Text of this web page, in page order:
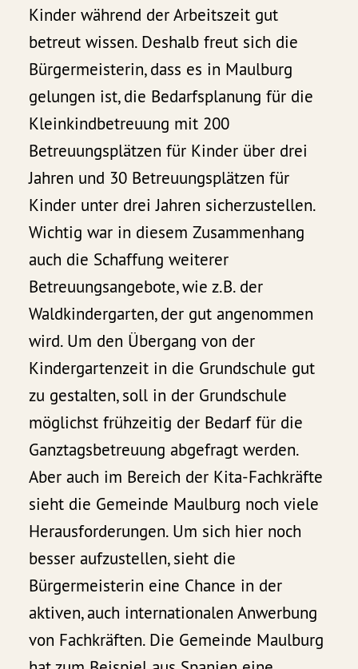
Kinder während der Arbeitszeit gut
betreut wissen. Deshalb freut sich die
Bürgermeisterin, dass es in Maulburg
gelungen ist, die Bedarfsplanung für die
Kleinkindbetreuung mit 200
Betreuungsplätzen für Kinder über drei
Jahren und 30 Betreuungsplätzen für
Kinder unter drei Jahren sicherzustellen.
Wichtig war in diesem Zusammenhang
auch die Schaffung weiterer
Betreuungsangebote, wie z.B. der
Waldkindergarten, der gut angenommen
wird. Um den Übergang von der
Kindergartenzeit in die Grundschule gut
zu gestalten, soll in der Grundschule
möglichst frühzeitig der Bedarf für die
Ganztagsbetreuung abgefragt werden.
Aber auch im Bereich der Kita-Fachkräfte
sieht die Gemeinde Maulburg noch viele
Herausforderungen. Um sich hier noch
besser aufzustellen, sieht die
Bürgermeisterin eine Chance in der
aktiven, auch internationalen Anwerbung
von Fachkräften. Die Gemeinde Maulburg